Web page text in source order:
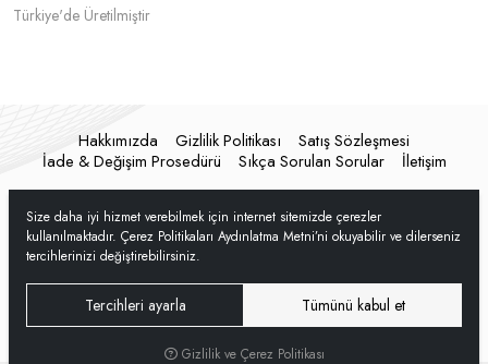
Türkiye'de Üretilmiştir
Hakkımızda Gizlilik Politikası
Satış Sözleşmesi
İade & Değişim Prosedürü
Sıkça Sorulan Sorular İletişim
Size daha iyi hizmet verebilmek için internet sitemizde çerezler
kullanılmaktadır. Çerez Politikaları Aydınlatma Metni’ni okuyabilir ve dilerseniz
tercihlerinizi değiştirebilirsiniz.
Tercihleri ayarla Tümünü kabul et
Gizlilik ve Çerez Politikası